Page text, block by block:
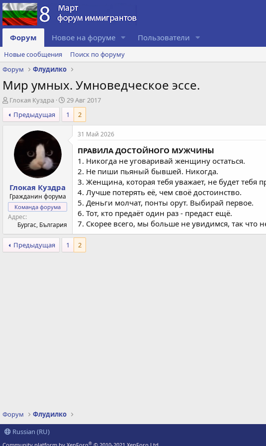
Форум Новое на форуме Пользователи
Новые сообщения
Поиск по форуму
Форум
Флудилко
Мир умных. Умноведческое эссе.
А
в
т
Глокая Куздра
Д
а
т
29 Авг 2017
Предыдущая
1 2
Глокая Куздра
Гражданин форума
Команда форума
Адрес
Бургас, България
31 Май 2026
ПРАВИЛА ДОСТОЙНОГО МУЖЧИНЫ
1. Никогда не уговаривай женщину остаться.
2. Не пиши пьяный бывшей. Никогда.
3. Женщина, которая тебя уважает, не будет тебя
4. Лучше потерять её, чем своё достоинство.
5. Деньги молчат, понты орут. Выбирай первое.
6. Тот, кто предаёт один раз - предаст ещё.
7. Скорее всего, мы больше не увидимся, так что
Предыдущая 1 2
Форум
Флудилко
Russian (RU)
®